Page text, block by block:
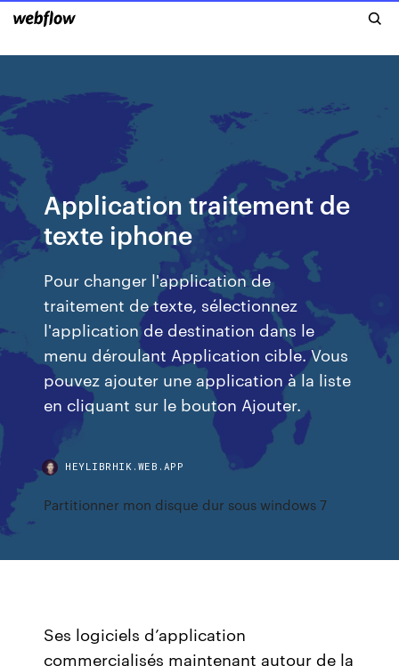
Application traitement de
texte iphone
Pour changer l'application de
traitement de texte, sélectionnez
l'application de destination dans le
menu déroulant Application cible. Vous
pouvez ajouter une application à la liste
en cliquant sur le bouton Ajouter.
HEYLIBRHIK.WEB.APP
Partitionner mon disque dur sous windows 7
Ses logiciels d’application
commercialisés maintenant autour de la